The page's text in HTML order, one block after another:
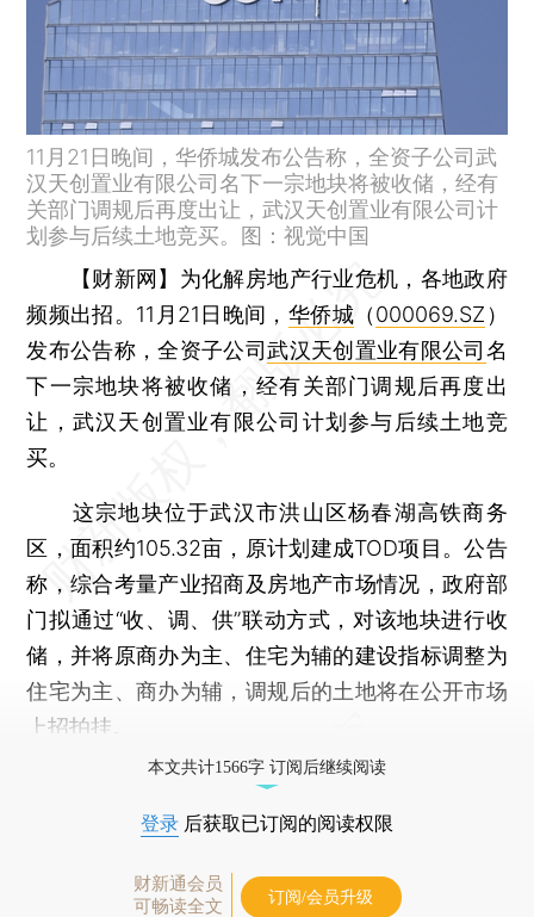
11月21日晚间，华侨城发布公告称，全资子公司武
汉天创置业有限公司名下一宗地块将被收储，经有
关部门调规后再度出让，武汉天创置业有限公司计
划参与后续土地竞买。图：视觉中国
【财新网】 为化解房地产行业危机，各地政府
频频出招。11月21日晚间， 华侨城（000069.SZ ）
发布公告称，全资子公司武汉天创置业有限公司名
下一宗地块将被收储，经有关部门调规后再度出
让，武汉天创置业有限公司计划参与后续土地竞
买。
这宗地块位于武汉市洪山区杨春湖高铁商务
区，面积约105.32亩，原计划建成TOD项目。公告
称，综合考量产业招商及房地产市场情况，政府部
门拟通过“收、调、供”联动方式，对该地块进行收
储，并将原商办为主、住宅为辅的建设指标调整为
住宅为主、商办为辅，调规后的土地将在公开市场
上招拍挂。
本文共计1566字 订阅后继续阅读
登录 后获取已订阅的阅读权限
财新通会员
可畅读全文
订阅/会员升级